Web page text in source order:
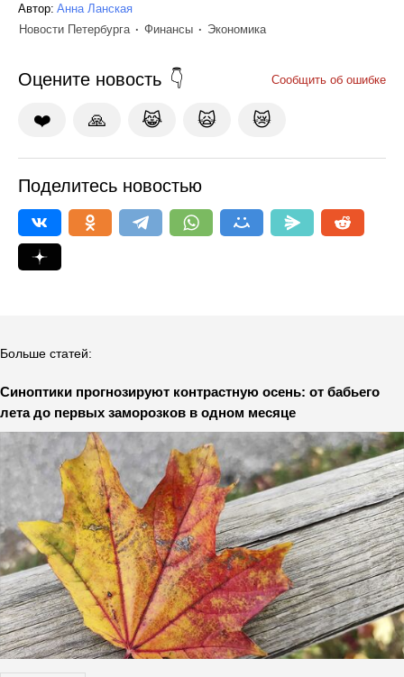
Автор: Анна Ланская
Новости Петербурга
Финансы Экономика
Оцените новость Сообщить об ошибке
❤️ 🙏 😹 🙀 😿
Поделитесь новостью
Больше статей:
Синоптики прогнозируют контрастную осень: от бабьего
лета до первых заморозков в одном месяце